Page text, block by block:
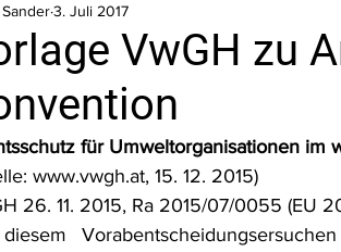
Naturschutzrecht
(Umwelt-)Strafrecht Tierschutzrecht
VwGH zu
3. Juli 2017
für Umweltorganisationen im
www.vwgh.at, 15. 12. 2015)
26. 11. 2015, Ra 2015/07/0055 (EU